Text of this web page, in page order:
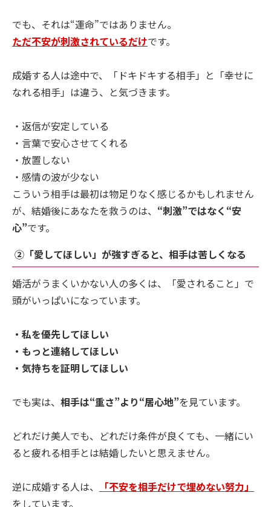
でも、それは“運命”ではありません。
ただ不安が刺激されているだけです。
成婚する人は途中で、「ドキドキする相手」と「幸せに
なれる相手」は違う、と気づきます。
・返信が安定している
・言葉で安心させてくれる
・放置しない
・感情の波が少ない
こういう相手は最初は物足りなく感じるかもしれません
が、結婚後にあなたを救うのは、 “刺激”ではなく“安
心”です。
②「愛してほしい」が強すぎると、相手は苦しくなる
婚活がうまくいかない人の多くは、「愛されること」で
頭がいっぱいになっています。
・私を優先してほしい
・もっと連絡してほしい
・気持ちを証明してほしい
でも実は、 相手は“重さ”より“居心地”を見ています。
どれだけ美人でも、どれだけ条件が良くても、一緒にい
ると疲れる相手とは結婚したいと思えません。
逆に成婚する人は、
「不安を相手だけで埋めない努力」
をしています。